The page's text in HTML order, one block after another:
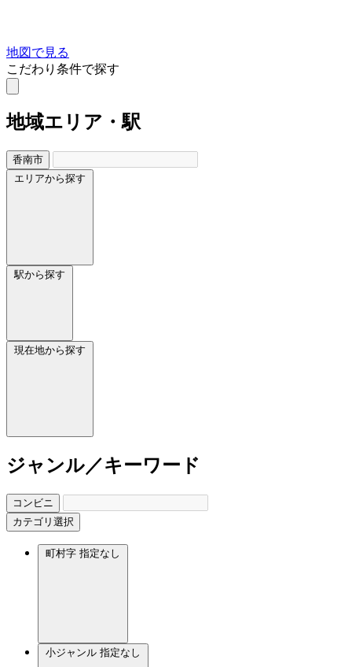
地図で見る
こだわり条件で探す
地域エリア・駅
香南市
エリアから探す
駅から探す
現在地から探す
ジャンル／キーワード
コンビニ
カテゴリ選択
町村字 指定なし
小ジャンル 指定なし